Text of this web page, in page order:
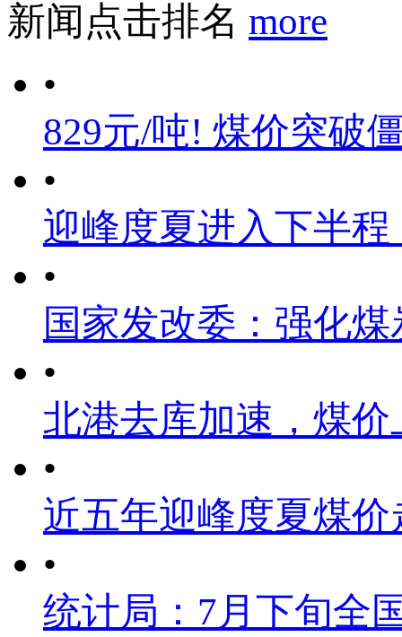
新闻点击排名 more
•
829元/吨! 煤价突破
•
迎峰度夏进入下半
•
国家发改委：强化
•
北港去库加速，煤
•
近五年迎峰度夏煤价
•
统计局：7月下旬全